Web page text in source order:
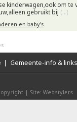
kinderwagen,ook om
gebruikt bij (…)
en baby's
| Gemeente-info & links
| Site: Webstylers